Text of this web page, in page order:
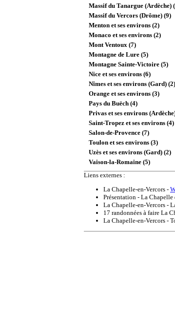
Massif du Tanargue (Ardèche)
Massif du Vercors (Drôme) (9)
Menton et ses environs (2)
Monaco et ses environs (2)
Mont Ventoux (7)
Montagne de Lure (5)
Montagne Sainte-Victoire (5)
Nice et ses environs (6)
Nîmes et ses environs (Gard) (2)
Orange et ses environs (3)
Pays du Buëch (4)
Privas et ses environs
Saint-Tropez et ses environs (4)
Salon-de-Provence (7)
Toulon et ses environs (3)
Uzès et ses environs (Gard) (2)
Vaison-la-Romaine (5)
Liens externes :
La Chapelle-en-Vercors -
Présentation - La Chapelle
La Chapelle-en-Vercors -
17 randonnées à faire La
La Chapelle-en-Vercors -